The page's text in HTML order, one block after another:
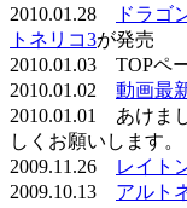
2010.01.28
ドラゴ
トネリコ3が発売
2010.01.03 TOPペ
2010.01.02 動画最
2010.01.01 あけま
しくお願いします。
2009.11.26
レイト
2009.10.13 アルト